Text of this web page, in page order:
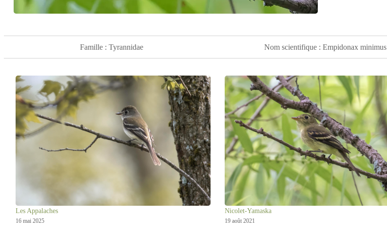
Famille : Tyrannidae Nom scientifique : Empidonax minimus
Les Appalaches
16 mai 2025
Nicolet-Yamaska
19 août 2021